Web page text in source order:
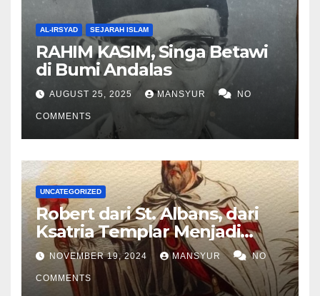
AL-IRSYAD SEJARAH ISLAM
RAHIM KASIM, Singa Betawi
di Bumi Andalas
AUGUST 25, 2025 MANSYUR NO
COMMENTS
UNCATEGORIZED
Robert dari St. Albans, dari
Ksatria Templar Menjadi
Komandan Pasukan
Shalahuddin Merebut
Kembali Yerusalem
NOVEMBER 19, 2024 MANSYUR NO
COMMENTS